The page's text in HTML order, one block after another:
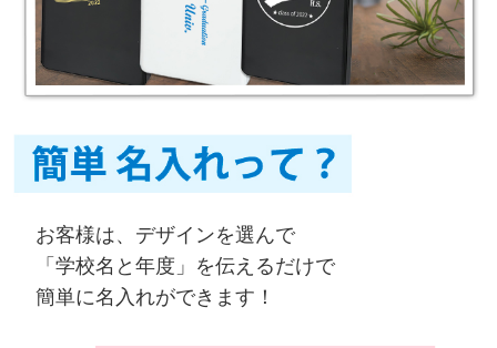
お客様は、デザインを選んで
「学校名と年度」を伝えるだけで
簡単に名入れができます！